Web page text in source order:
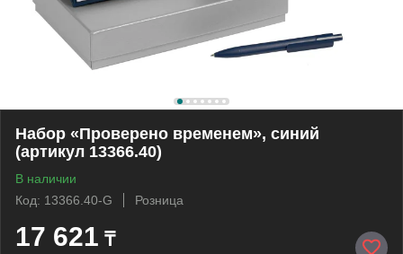
Набор «Проверено временем», синий
(артикул 13366.40)
В наличии
Код: 13366.40-G
Розница
17 621 ₸